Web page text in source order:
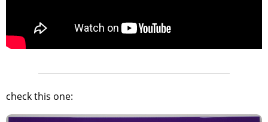
check this one: